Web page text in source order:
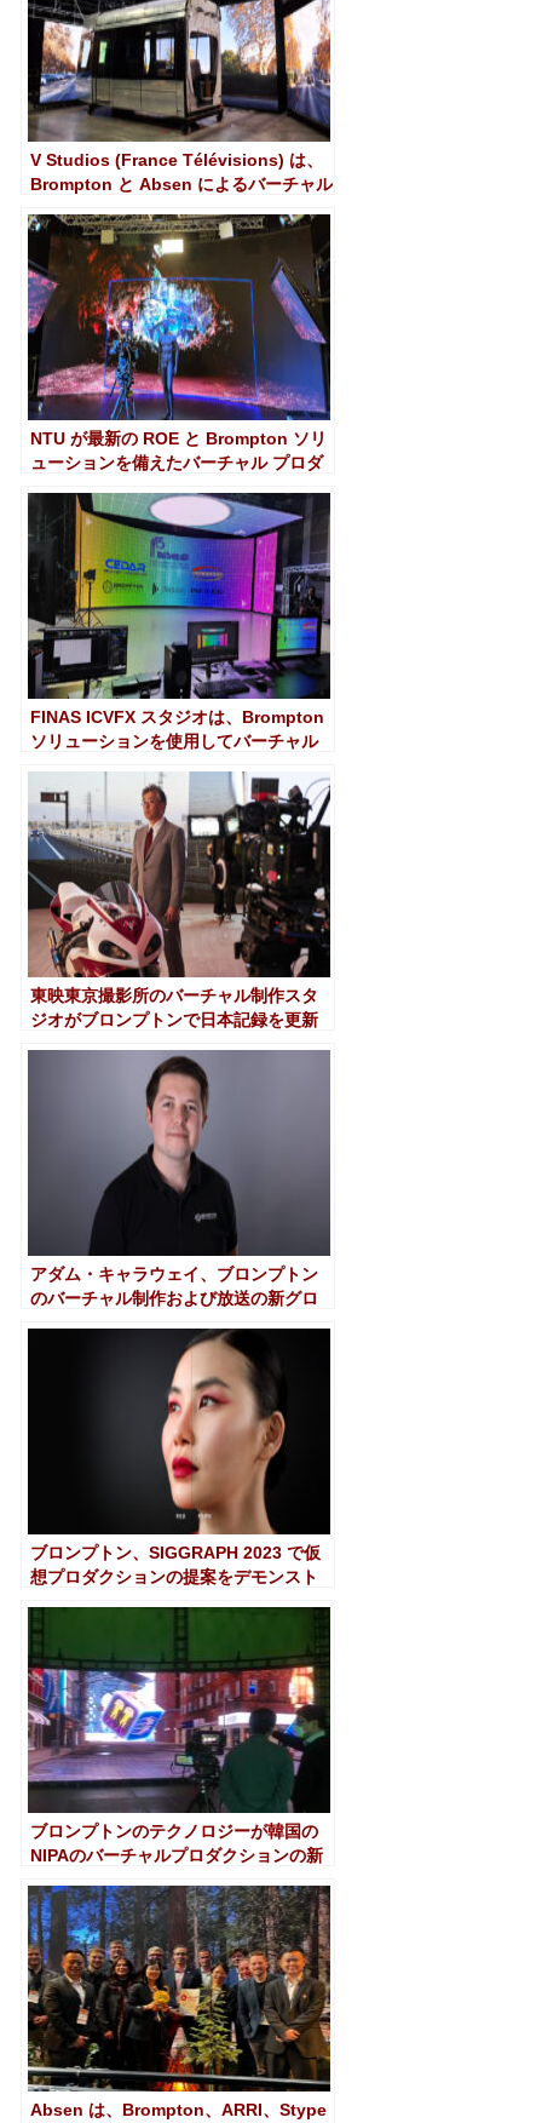
V Studios (France Télévisions) は、
Brompton と Absen によるバーチャル
NTU が最新の ROE と Brompton ソリ
ューションを備えたバーチャル プロダ
FINAS ICVFX スタジオは、Brompton
ソリューションを使用してバーチャル
東映東京撮影所のバーチャル制作スタ
ジオがブロンプトンで日本記録を更新
アダム・キャラウェイ、ブロンプトン
のバーチャル制作および放送の新グロ
ブロンプトン、SIGGRAPH 2023 で仮
想プロダクションの提案をデモンスト
ブロンプトンのテクノロジーが韓国の
NIPAのバーチャルプロダクションの新
Absen は、Brompton、ARRI、Stype